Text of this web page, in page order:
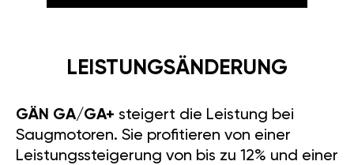
LEISTUNGSÄNDERUNG
GÄN GA/GA+ steigert die Leistung bei
Saugmotoren. Sie profitieren von einer
Leistungssteigerung von bis zu 12% und einer